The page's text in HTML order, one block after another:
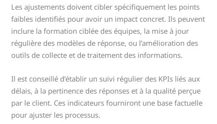
Les ajustements doivent cibler spécifiquement les points
faibles identifiés pour avoir un impact concret. Ils peuvent
inclure la formation ciblée des équipes, la mise à jour
régulière des modèles de réponse, ou l’amélioration des
outils de collecte et de traitement des informations.
Il est conseillé d’établir un suivi régulier des KPIs liés aux
délais, à la pertinence des réponses et à la qualité perçue
par le client. Ces indicateurs fourniront une base factuelle
pour ajuster les processus.